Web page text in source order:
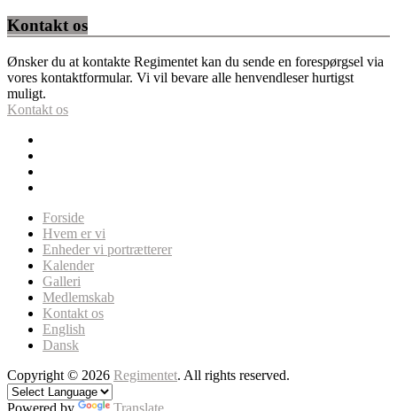
Kontakt os
Ønsker du at kontakte Regimentet kan du sende en forespørgsel via
vores kontaktformular. Vi vil bevare alle henvendleser hurtigst
muligt.
Kontakt os
Forside
Hvem er vi
Enheder vi portrætterer
Kalender
Galleri
Medlemskab
Kontakt os
English
Dansk
Copyright © 2026 Regimentet. All rights reserved.
Powered by Translate